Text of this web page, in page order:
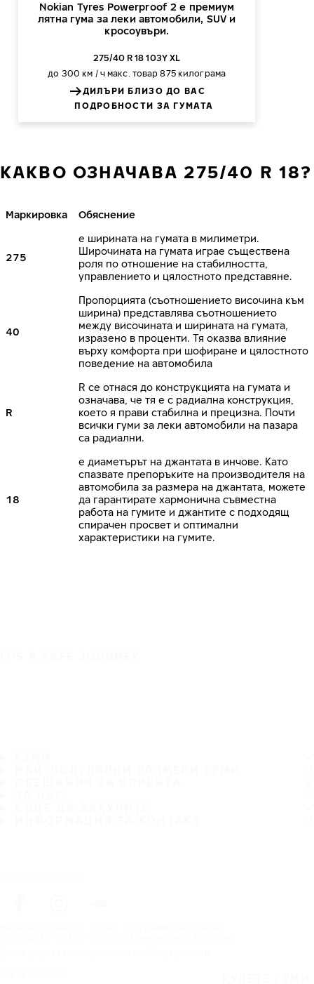
Nokian Tyres Powerproof 2 е премиум
лятна гума за леки автомобили, SUV и
кросоувъри.
275/40 R 18 103Y XL
до 300 км / ч макс. товар 875 килограма
ДИЛЪРИ БЛИЗО ДО ВАС
ПОДРОБНОСТИ ЗА ГУМАТА
КАКВО ОЗНАЧАВА 275/40 R 18?
Маркировка Обяснение
275
е ширината на гумата в милиметри.
Широчината на гумата играе съществена
роля по отношение на стабилността,
управлението и цялостното представяне.
40
Пропорцията (съотношението височина към
ширина) представлява съотношението
между височината и ширината на гумата,
изразено в проценти. Тя оказва влияние
върху комфорта при шофиране и цялостното
поведение на автомобила
R
R се отнася до конструкцията на гумата и
означава, че тя е с радиална конструкция,
което я прави стабилна и прецизна. Почти
всички гуми за леки автомобили на пазара
са радиални.
18
е диаметърът на джантата в инчове. Като
спазвате препоръките на производителя на
автомобила за размера на джантата, можете
да гарантирате хармонична съвместна
работа на гумите и джантите с подходящ
спирачен просвет и оптимални
характеристики на гумите.